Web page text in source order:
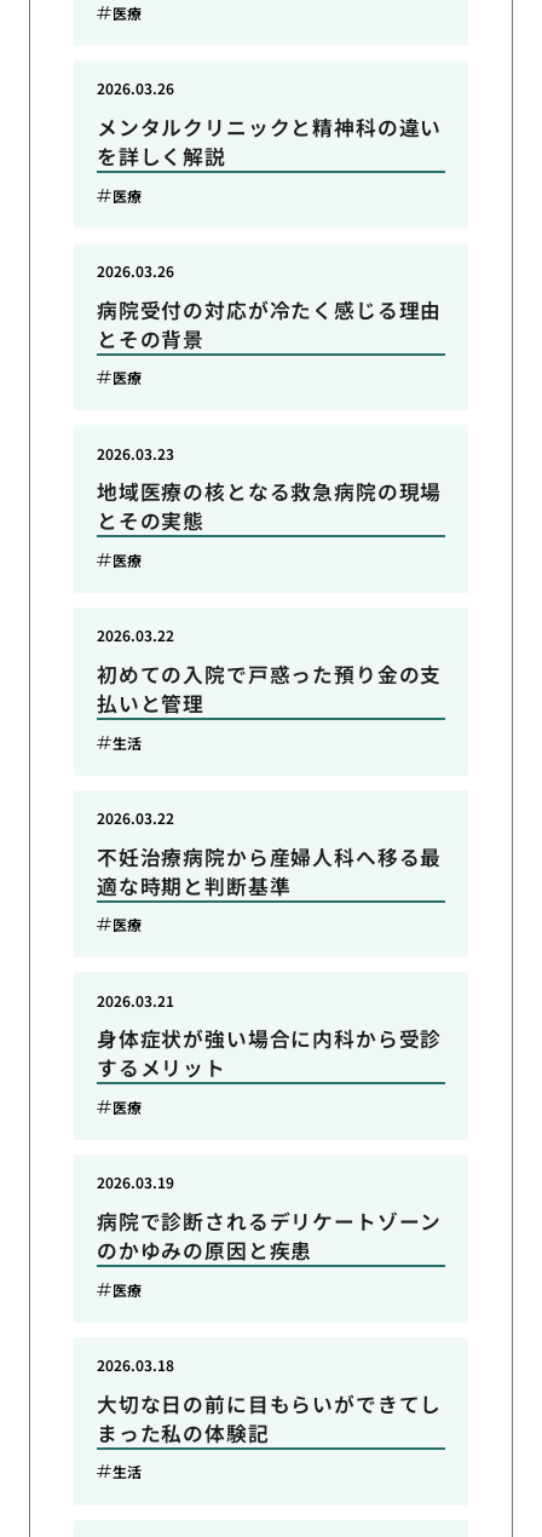
医療
メンタルクリニックと精神科の違い
を詳しく解説
2026.03.26
医療
病院受付の対応が冷たく感じる理由
とその背景
2026.03.26
医療
地域医療の核となる救急病院の現場
とその実態
2026.03.23
医療
初めての入院で戸惑った預り金の支
払いと管理
2026.03.22
生活
不妊治療病院から産婦人科へ移る最
適な時期と判断基準
2026.03.22
医療
身体症状が強い場合に内科から受診
するメリット
2026.03.21
医療
病院で診断されるデリケートゾーン
のかゆみの原因と疾患
2026.03.19
医療
大切な日の前に目もらいができてし
まった私の体験記
2026.03.18
生活